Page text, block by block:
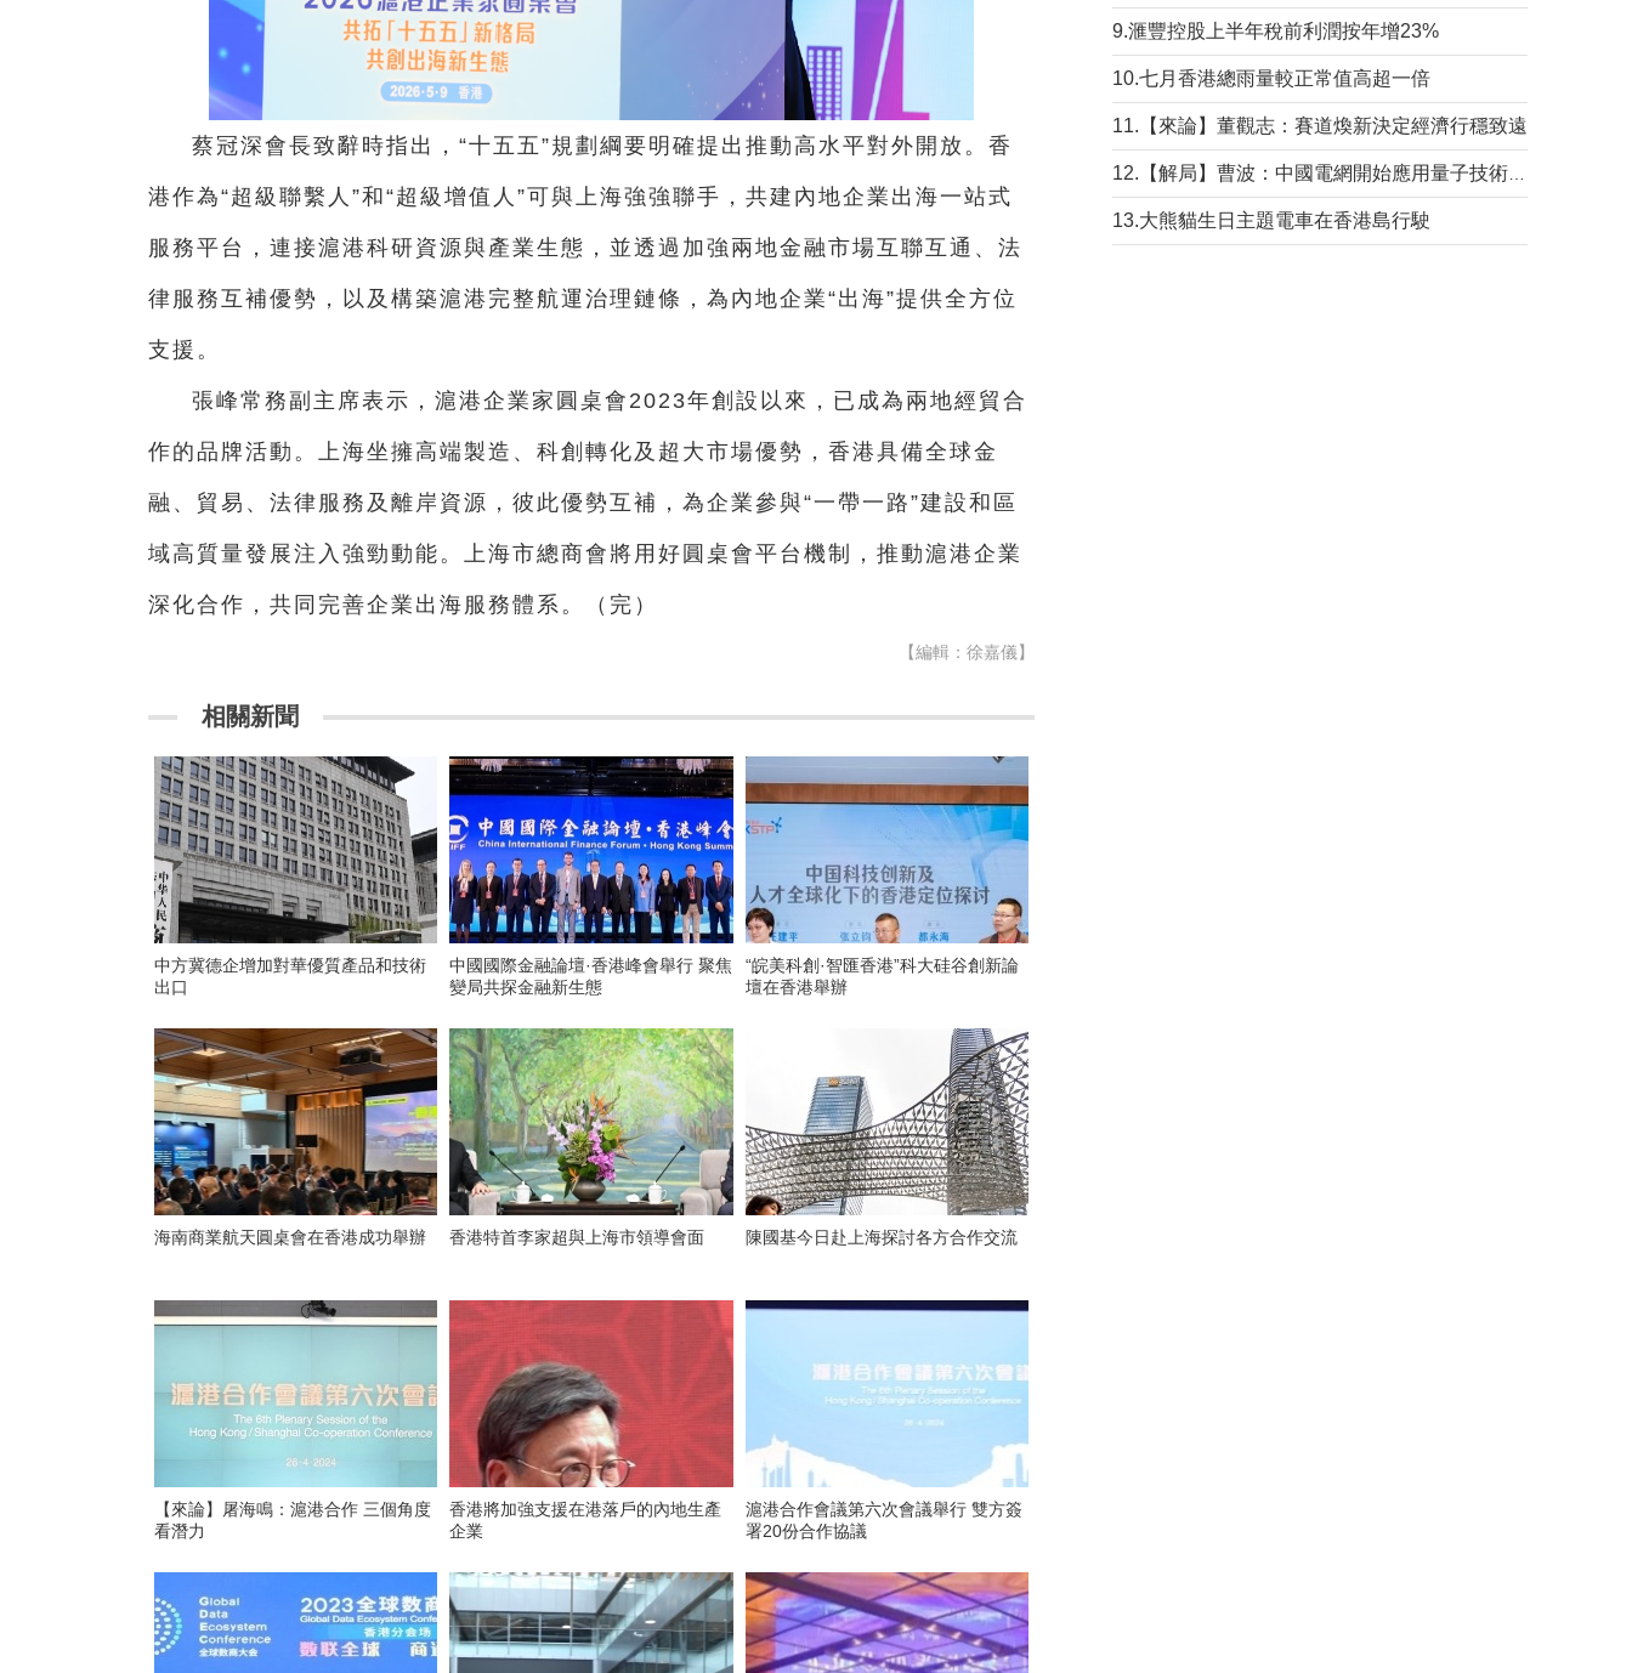
蔡冠深會長致辭時指出，“十五五”規劃綱要明確提出推動高水平對外開放。香
港作為“超級聯繫人”和“超級增值人”可與上海強強聯手，共建內地企業出海一站式
服務平台，連接滬港科研資源與產業生態，並透過加強兩地金融市場互聯互通、法
律服務互補優勢，以及構築滬港完整航運治理鏈條，為內地企業“出海”提供全方位
支援。
張峰常務副主席表示，滬港企業家圓桌會2023年創設以來，已成為兩地經貿合
作的品牌活動。上海坐擁高端製造、科創轉化及超大市場優勢，香港具備全球金
融、貿易、法律服務及離岸資源，彼此優勢互補，為企業參與“一帶一路”建設和區
域高質量發展注入強勁動能。上海市總商會將用好圓桌會平台機制，推動滬港企業
深化合作，共同完善企業出海服務體系。（完）
【編輯：徐嘉儀】
相關新聞
中方冀德企增加對華優質產品和技術
出口
中國國際金融論壇·香港峰會舉行 聚焦
變局共探金融新生態
“皖美科創·智匯香港”科大硅谷創新論
壇在香港舉辦
海南商業航天圓桌會在香港成功舉辦 香港特首李家超與上海市領導會面 陳國基今日赴上海探討各方合作交流
【來論】屠海鳴：滬港合作 三個角度
看潛力
香港將加強支援在港落戶的內地生產
企業
滬港合作會議第六次會議舉行 雙方簽
署20份合作協議
9.滙豐控股上半年稅前利潤按年增23%
10.七月香港總雨量較正常值高超一倍
11.【來論】董觀志：賽道煥新決定經濟行穩致遠
13.大熊貓生日主題電車在香港島行駛